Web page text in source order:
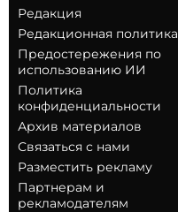
Редакция
Редакционная политика
Предостережения по
использованию ИИ
Политика
конфиденциальности
Архив материалов
Связаться с нами
Разместить рекламу
Партнерам и
рекламодателям